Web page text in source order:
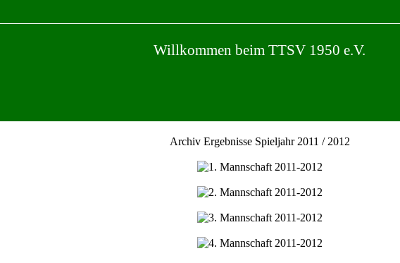
Willkommen beim TTSV 1950 e.V.
Archiv Ergebnisse Spieljahr 2011 / 2012